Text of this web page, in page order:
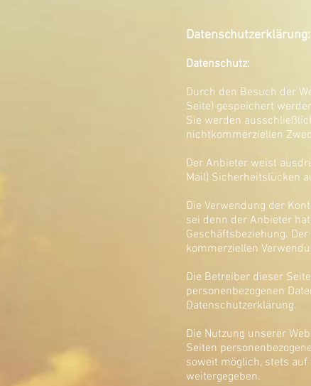
Datenschutzerklärung:
Datenschutz:
Durch den Besuch der
Seite) gespeichert
Sie werden
nichtkommerziellen
Der Anbieter weist
Mail) Sicherheitslücken
Die Verwendung der
sei denn der Anbieter
Geschäftsbeziehung.
kommerziellen
Die Betreiber dieser
personenbezogenen
Datenschutzerklärung.
Die Nutzung unserer
Seiten
soweit möglich, stets
weitergegeben.